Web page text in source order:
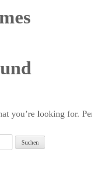
you’re looking for.